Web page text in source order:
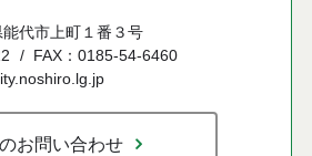
代市上町１番３号
FAX：0185-54-6460
お問い合わせ